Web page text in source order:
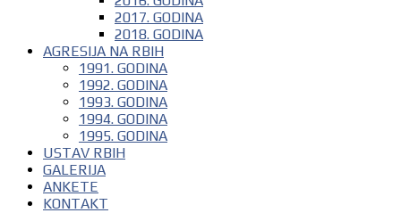
2017. GODINA
2018. GODINA
AGRESIJA NA RBIH
1991. GODINA
1992. GODINA
1993. GODINA
1994. GODINA
1995. GODINA
USTAV RBIH
GALERIJA
ANKETE
KONTAKT